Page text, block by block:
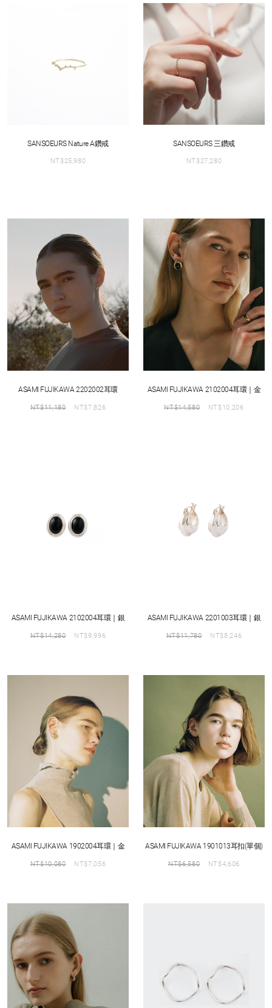
SANSOEURS Nature A鑽戒
NT$25,980
SANSOEURS 三鑽戒
NT$27,280
ASAMI FUJIKAWA 2202002耳環
NT$11,180 NT$7,826
ASAMI FUJIKAWA 2102004耳環｜金
NT$14,580 NT$10,206
ASAMI FUJIKAWA 2102004耳環｜銀
NT$14,280 NT$9,996
ASAMI FUJIKAWA 2201003耳環｜銀
NT$11,780 NT$8,246
ASAMI FUJIKAWA 1902004耳環｜金
NT$10,080 NT$7,056
ASAMI FUJIKAWA 1901013耳扣(單個)
NT$6,580 NT$4,606